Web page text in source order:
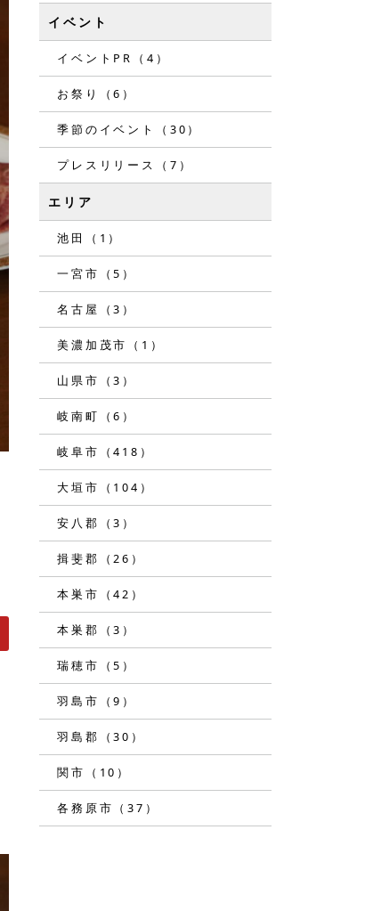
イベント
イベントPR（4）
お祭り（6）
季節のイベント（30）
プレスリリース（7）
エリア
池田（1）
一宮市（5）
名古屋（3）
美濃加茂市（1）
山県市（3）
岐南町（6）
岐阜市（418）
大垣市（104）
安八郡（3）
揖斐郡（26）
本巣市（42）
本巣郡（3）
瑞穂市（5）
羽島市（9）
羽島郡（30）
関市（10）
各務原市（37）